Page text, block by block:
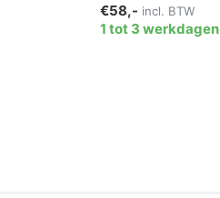
€58,- incl. BTW
1 tot 3 werkdagen